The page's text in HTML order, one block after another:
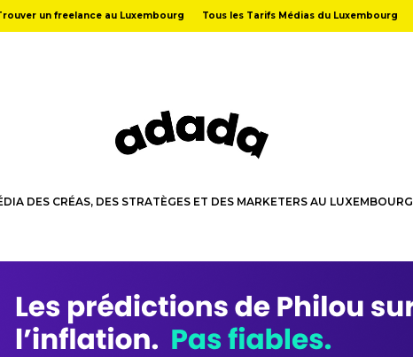
un freelance au Luxembourg Tous les Tarifs Médias du Luxembourg
DES CRÉAS, DES STRATÈGES ET DES MARKETERS AU LUXEMBOURG